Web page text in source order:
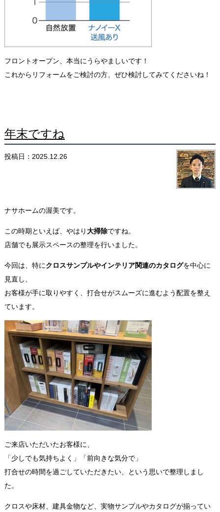
フロントオープン、本当にうらやましいです！
これからリフォームをご検討の方、ぜひ検討してみてくださいね！
年末ですね
投稿日：2025.12.26
ナサホームの渥美です。
この時期といえば、やはり大掃除ですね。
店舗でも展示スペースの整理を行いました。
今回は、特にクロスサンプルやインテリア関連のカタログを中心に
見直し、
お客様が手に取りやすく、打合せがスムーズに進むよう配置を整え
ています。
ご来店いただいたお客様に、
「少しでも気持ちよく」「前向きな気分で」
打合せの時間を過ごしていただきたい、という思いで整理しまし
た。
クロスや床材、建具金物など、 実物サンプルやカタログが揃ってい